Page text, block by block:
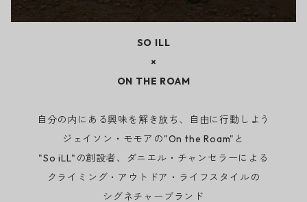
SO ILL
×
ON THE ROAM
自分の内にある興味を解き放ち、自由に行動しよう
ジェイソン・モモアの"On the Roam"と
"So iLL"の創設者、ダニエル・チャンセラーによる
クライミング・アウトドア・ライフスタイルの
シグネチャーブランド